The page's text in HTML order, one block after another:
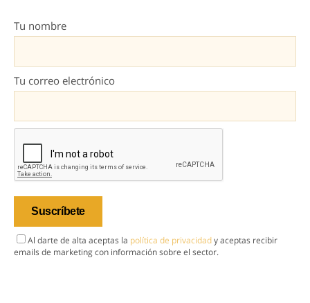
Tu nombre
Tu correo electrónico
Al darte de alta aceptas la política de privacidady aceptas recibir
emails de marketing con información sobre el sector.